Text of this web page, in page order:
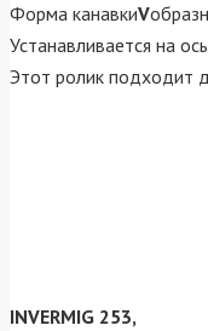
Форма канавкиV
Устанавливается на
Этот ролик подходит
INVERMIG 253,